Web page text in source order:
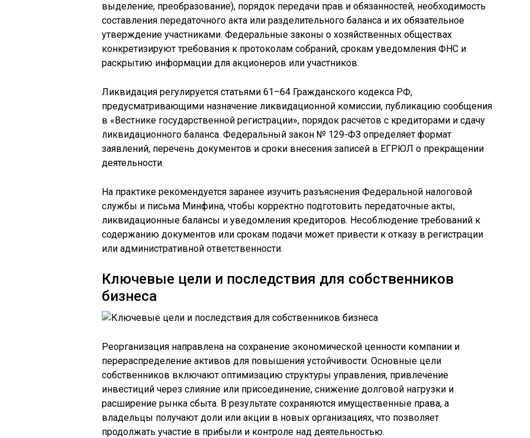
выделение, преобразование), порядок передачи прав и обязанностей, необходимость
составления передаточного акта или разделительного баланса и их обязательное
утверждение участниками. Федеральные законы о хозяйственных обществах
конкретизируют требования к протоколам собраний, срокам уведомления ФНС и
раскрытию информации для акционеров или участников.
Ликвидация регулируется статьями 61–64 Гражданского кодекса РФ,
предусматривающими назначение ликвидационной комиссии, публикацию сообщения
в «Вестнике государственной регистрации», порядок расчетов с кредиторами и сдачу
ликвидационного баланса. Федеральный закон № 129-ФЗ определяет формат
заявлений, перечень документов и сроки внесения записей в ЕГРЮЛ о прекращении
деятельности.
На практике рекомендуется заранее изучить разъяснения Федеральной налоговой
службы и письма Минфина, чтобы корректно подготовить передаточные акты,
ликвидационные балансы и уведомления кредиторов. Несоблюдение требований к
содержанию документов или срокам подачи может привести к отказу в регистрации
или административной ответственности.
Ключевые цели и последствия для собственников
бизнеса
Реорганизация направлена на сохранение экономической ценности компании и
перераспределение активов для повышения устойчивости. Основные цели
собственников включают оптимизацию структуры управления, привлечение
инвестиций через слияние или присоединение, снижение долговой нагрузки и
расширение рынка сбыта. В результате сохраняются имущественные права, а
владельцы получают доли или акции в новых организациях, что позволяет
продолжать участие в прибыли и контроле над деятельностью.